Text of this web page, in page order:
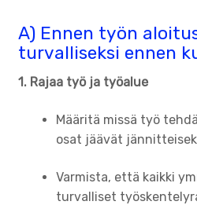
A) Ennen työn
turvalliseksi ennen
1. Rajaa työ ja työalue
Määritä missä työ
osat jäävät
Varmista, että kaikki
turvalliset